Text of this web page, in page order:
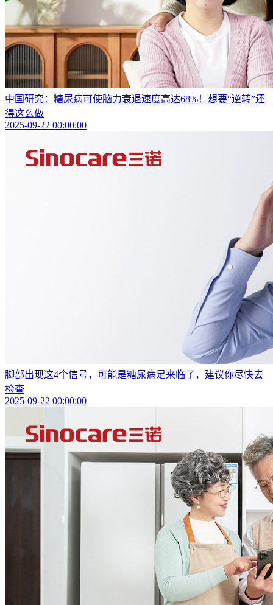
中国研究：糖尿病可使脑力衰退速度高达68%！想要“逆转”还
得这么做
2025-09-22 00:00:00
脚部出现这4个信号，可能是糖尿病足来临了，建议你尽快去
检查
2025-09-22 00:00:00